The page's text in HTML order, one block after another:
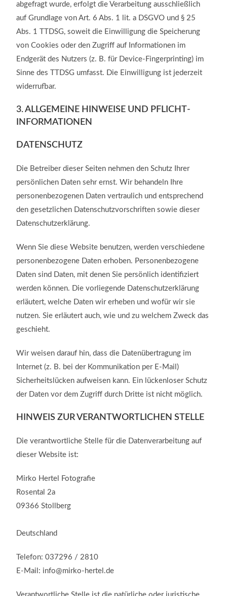
abgefragt wurde, erfolgt die Verarbeitung ausschließlich
auf Grundlage von Art. 6 Abs. 1 lit. a DSGVO und § 25
Abs. 1 TTDSG, soweit die Einwilligung die Speicherung
von Cookies oder den Zugriff auf Informationen im
Endgerät des Nutzers (z. B. für Device-Fingerprinting) im
Sinne des TTDSG umfasst. Die Einwilligung ist jederzeit
widerrufbar.
3. ALLGEMEINE HINWEISE UND PFLICHT­
INFORMATIONEN
DATENSCHUTZ
Die Betreiber dieser Seiten nehmen den Schutz Ihrer
persönlichen Daten sehr ernst. Wir behandeln Ihre
personenbezogenen Daten vertraulich und entsprechend
den gesetzlichen Datenschutzvorschriften sowie dieser
Datenschutzerklärung.
Wenn Sie diese Website benutzen, werden verschiedene
personenbezogene Daten erhoben. Personenbezogene
Daten sind Daten, mit denen Sie persönlich identifiziert
werden können. Die vorliegende Datenschutzerklärung
erläutert, welche Daten wir erheben und wofür wir sie
nutzen. Sie erläutert auch, wie und zu welchem Zweck das
geschieht.
Wir weisen darauf hin, dass die Datenübertragung im
Internet (z. B. bei der Kommunikation per E-Mail)
Sicherheitslücken aufweisen kann. Ein lückenloser Schutz
der Daten vor dem Zugriff durch Dritte ist nicht möglich.
HINWEIS ZUR VERANTWORTLICHEN STELLE
Die verantwortliche Stelle für die Datenverarbeitung auf
dieser Website ist:
Mirko Hertel Fotografie
Rosental 2a
09366 Stollberg
Deutschland
Telefon: 037296 / 2810
E-Mail: info@mirko-hertel.de